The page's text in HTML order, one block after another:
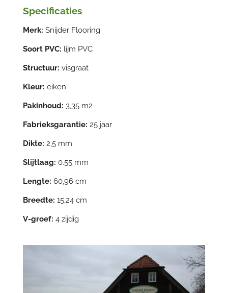
Specificaties
Merk: Snijder Flooring
Soort PVC: lijm PVC
Structuur: visgraat
Kleur: eiken
Pakinhoud: 3,35 m2
Fabrieksgarantie: 25 jaar
Dikte: 2,5 mm
Slijtlaag: 0.55 mm
Lengte: 60,96 cm
Breedte: 15,24 cm
V-groef: 4 zijdig